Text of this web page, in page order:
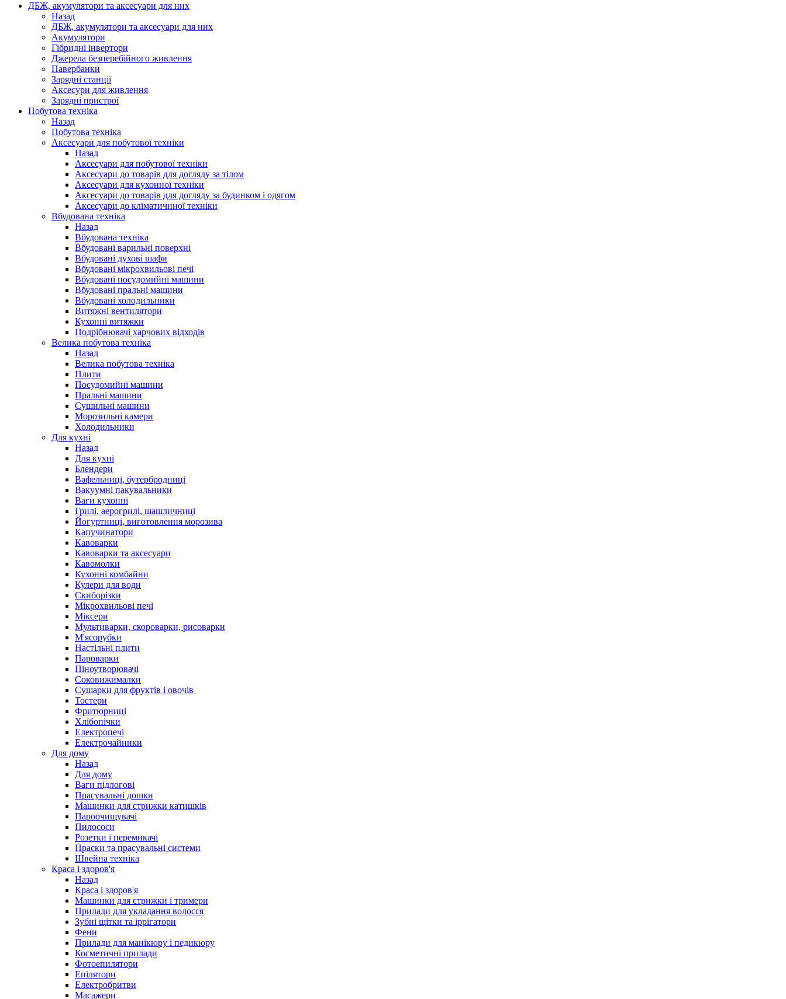
ДБЖ, акумулятори та аксесуари для них
Назад
ДБЖ, акумулятори та аксесуари для них
Акумулятори
Гібридні інвертори
Джерела безперебійного живлення
Павербанки
Зарядні станції
Аксесури для живлення
Зарядні пристрої
Побутова техніка
Назад
Побутова техніка
Аксесуари для побутової техніки
Назад
Аксесуари для побутової техніки
Аксесуари до товарів для догляду за тілом
Аксесуари для кухонної техніки
Аксесуари до товарів для догляду за будинком і одягом
Аксесуари до кліматичнної техніки
Вбудована техніка
Назад
Вбудована техніка
Вбудовані варильні поверхні
Вбудовані духові шафи
Вбудовані мікрохвильові печі
Вбудовані посудомийні машини
Вбудовані пральні машини
Вбудовані холодильники
Витяжні вентилятори
Кухонні витяжки
Подрібнювачі харчових відходів
Велика побутова техніка
Назад
Велика побутова техніка
Плити
Посудомийні машини
Пральні машини
Сушильні машини
Морозильні камери
Холодильники
Для кухні
Назад
Для кухні
Блендери
Вафельниці, бутербродниці
Вакуумні пакувальники
Ваги кухонні
Грилі, аерогрилі, шашличниці
Йогуртниці, виготовлення морозива
Капучинатори
Кавоварки
Кавоварки та аксесуари
Кавомолки
Кухонні комбайни
Кулери для води
Скиборізки
Мікрохвильові печі
Міксери
Мультиварки, скороварки, рисоварки
М'ясорубки
Настільні плити
Пароварки
Піноутворювачі
Соковижималки
Сушарки для фруктів і овочів
Тостери
Фритюрниці
Хлібопічки
Електропечі
Електрочайники
Для дому
Назад
Для дому
Ваги підлогові
Прасувальні дошки
Машинки для стрижки катишків
Пароочищувачі
Пилососи
Розетки і перемикачі
Праски та прасувальні системи
Швейна техніка
Краса і здоров'я
Назад
Краса і здоров'я
Машинки для стрижки і тримери
Прилади для укладання волосся
Зубні щітки та іррігатори
Фени
Прилади для манікюру і педикюру
Косметичні прилади
Фотоепилятори
Епілятори
Електробритви
Масажери